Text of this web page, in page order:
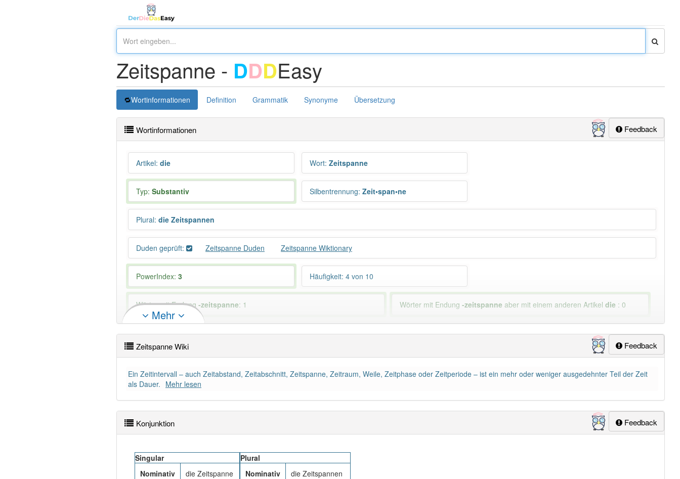
Zeitspanne - DDDEasy
Wortinformationen Definition Grammatik Synonyme Übersetzung
Feedback
Wortinformationen
Artikel: die Wort: Zeitspanne
Typ: Substantiv Silbentrennung: Zeit•span•ne
Plural: die Zeitspannen
Duden geprüft: Zeitspanne Duden Zeitspanne Wiktionary
PowerIndex: 3 Häufigkeit: 4 von 10
Wörter mit Endung -zeitspanne: 1 Wörter mit Endung-zeitspanne aber mit einem anderen Artikeldie : 0
84% unserer Spielapp-Nutzer haben den Artikel korrekt erraten.
Mehr
Feedback
Zeitspanne Wiki
Ein Zeitintervall – auch Zeitabstand, Zeitabschnitt, Zeitspanne, Zeitraum, Weile, Zeitphase oder Zeitperiode – ist ein mehr oder weniger ausgedehnter Teil der Zeit
als Dauer. Mehr lesen
Feedback
Konjunktion
Singular
Nominativ
die Zeitspanne
Plural
Nominativ
die Zeitspannen